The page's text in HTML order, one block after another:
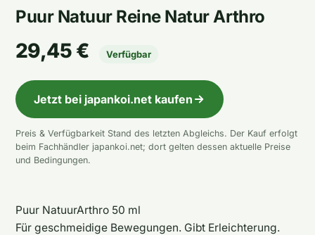
Puur Natuur Reine Natur Arthro
29,45 € Verfügbar
Jetzt bei japankoi.net kaufen
Preis & Verfügbarkeit Stand des letzten Abgleichs. Der Kauf erfolgt
beim Fachhändler japankoi.net; dort gelten dessen aktuelle Preise
und Bedingungen.
Puur NatuurArthro 50 ml
Für geschmeidige Bewegungen. Gibt Erleichterung.